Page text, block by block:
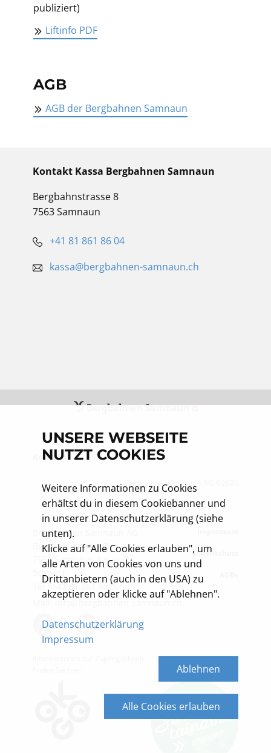
publiziert)
Liftinfo PDF
AGB
AGB der Bergbahnen Samnaun
Kontakt Kassa Bergbahnen Samnaun
Bergbahnstrasse 8
7563 Samnaun
+41 81 861 86 04
kassa@bergbahnen-samnaun.ch
Kontakt
Bergbahnen Samnaun AG ©2026
Bergbahnen Samnaun AG
Bergbahnstrasse 8
7563 Samnaun-Ravaisch
Schweiz
Datenschutz
Tel.: +41 81 861 86 00
Mail: info@bergbahnen-samnaun.ch
UNSERE WEBSEITE
NUTZT COOKIES
Weitere Informationen zu Cookies
erhältst du in diesem Cookiebanner und
in unserer Datenschutzerklärung (siehe
unten).
Klicke auf "Alle Cookies erlauben", um
alle Arten von Cookies von uns und
Drittanbietern (auch in den USA) zu
akzeptieren oder klicke auf "Ablehnen".
Datenschutzerklärung
Impressum
Ablehnen
Alle Cookies erlauben
UNSERE WEBSEITE
NUTZT COOKIES
Weitere Informationen zu Cookies
erhältst du in diesem Cookiebanner und
in unserer Datenschutzerklärung (siehe
unten).
Klicke auf "Alle Cookies erlauben", um
alle Arten von Cookies von uns und
Drittanbietern (auch in den USA) zu
akzeptieren oder klicke auf "Ablehnen".
Datenschutzerklärung
Impressum
Ablehnen
Alle Cookies erlauben